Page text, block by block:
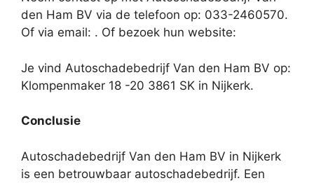
den Ham BV via de telefoon op: 033-2460570.
Of via email: . Of bezoek hun website:
Je vind Autoschadebedrijf Van den Ham BV op:
Klompenmaker 18 -20 3861 SK in Nijkerk.
Conclusie
Autoschadebedrijf Van den Ham BV in Nijkerk
is een betrouwbaar autoschadebedrijf. Een